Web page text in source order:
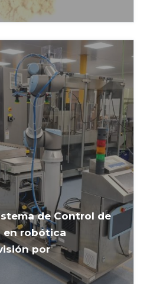
de Control de
en robótica
por